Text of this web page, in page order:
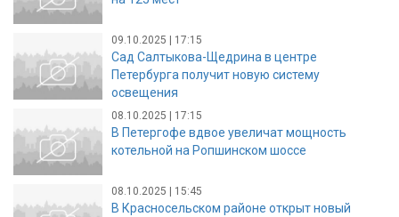
09.10.2025 | 17:15
Сад Салтыкова-Щедрина в центре
Петербурга получит новую систему
освещения
08.10.2025 | 17:15
В Петергофе вдвое увеличат мощность
котельной на Ропшинском шоссе
08.10.2025 | 15:45
В Красносельском районе открыт новый